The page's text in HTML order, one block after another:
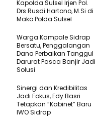
Kapolda Sulsel Irjen Pol.
Drs Rusdi Hartono, M.Si di
Mako Polda Sulsel
Warga Kampale Sidrap
Bersatu, Penggalangan
Dana Perbaikan Tanggul
Darurat Pasca Banjir Jadi
Solusi
Sinergi dan Kredibilitas
Jadi Fokus, Edy Basri
Tetapkan “Kabinet” Baru
IWO Sidrap